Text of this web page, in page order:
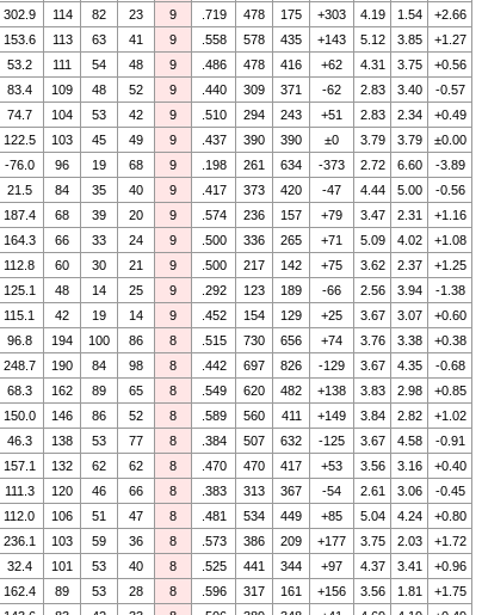
302.9 114 82 23 9 .719 478 175 +303 4.19 1.54
+2.66
153.6 113 63 41 9 .558 578 435 +143 5.12 3.85
+1.27
53.2 111 54 48 9 .486 478 416 +62 4.31 3.75
+0.56
83.4 109 48 52 9 .440 309 371 -62 2.83 3.40
-0.57
74.7 104 53 42 9 .510 294 243 +51 2.83 2.34
+0.49
122.5 103 45 49 9 .437 390 390 ±0 3.79 3.79
±0.00
-76.0 96 19 68 9 .198 261 634 -373 2.72 6.60
-3.89
21.5 84 35 40 9 .417 373 420 -47 4.44 5.00
-0.56
187.4 68 39 20 9 .574 236 157 +79 3.47 2.31
+1.16
164.3 66 33 24 9 .500 336 265 +71 5.09 4.02
+1.08
112.8 60 30 21 9 .500 217 142 +75 3.62 2.37
+1.25
125.1 48 14 25 9 .292 123 189 -66 2.56 3.94
-1.38
115.1 42 19 14 9 .452 154 129 +25 3.67 3.07
+0.60
96.8 194 100 86 8 .515 730 656 +74 3.76 3.38
+0.38
248.7 190 84 98 8 .442 697 826 -129 3.67 4.35
-0.68
68.3 162 89 65 8 .549 620 482 +138 3.83 2.98
+0.85
150.0 146 86 52 8 .589 560 411 +149 3.84 2.82
+1.02
46.3 138 53 77 8 .384 507 632 -125 3.67 4.58
-0.91
157.1 132 62 62 8 .470 470 417 +53 3.56 3.16
+0.40
111.3 120 46 66 8 .383 313 367 -54 2.61 3.06
-0.45
112.0 106 51 47 8 .481 534 449 +85 5.04 4.24
+0.80
236.1 103 59 36 8 .573 386 209 +177 3.75 2.03
+1.72
32.4 101 53 40 8 .525 441 344 +97 4.37 3.41
+0.96
162.4 89 53 28 8 .596 317 161 +156 3.56 1.81
+1.75